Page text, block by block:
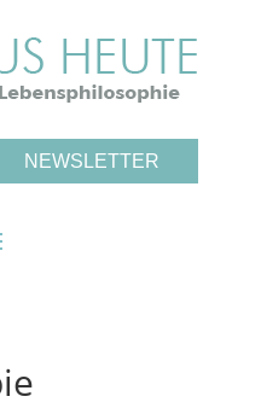
NEWSLETTER